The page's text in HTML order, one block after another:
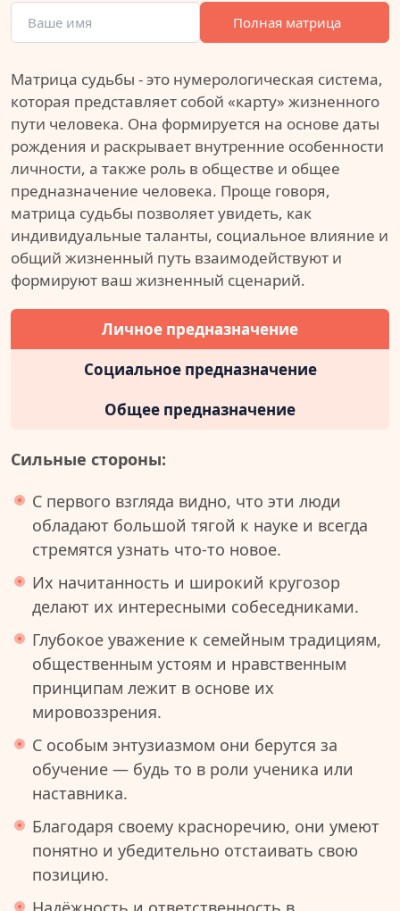
Полная матрица
Матрица судьбы - это нумерологическая система,
которая представляет собой «карту» жизненного
пути человека. Она формируется на основе даты
рождения и раскрывает внутренние особенности
личности, а также роль в обществе и общее
предназначение человека. Проще говоря,
матрица судьбы позволяет увидеть, как
индивидуальные таланты, социальное влияние и
общий жизненный путь взаимодействуют и
формируют ваш жизненный сценарий.
Личное предназначение
Социальное предназначение
Общее предназначение
Сильные стороны:
С первого взгляда видно, что эти люди
обладают большой тягой к науке и всегда
стремятся узнать что-то новое.
Их начитанность и широкий кругозор
делают их интересными собеседниками.
Глубокое уважение к семейным традициям,
общественным устоям и нравственным
принципам лежит в основе их
мировоззрения.
С особым энтузиазмом они берутся за
обучение — будь то в роли ученика или
наставника.
Благодаря своему красноречию, они умеют
понятно и убедительно отстаивать свою
позицию.